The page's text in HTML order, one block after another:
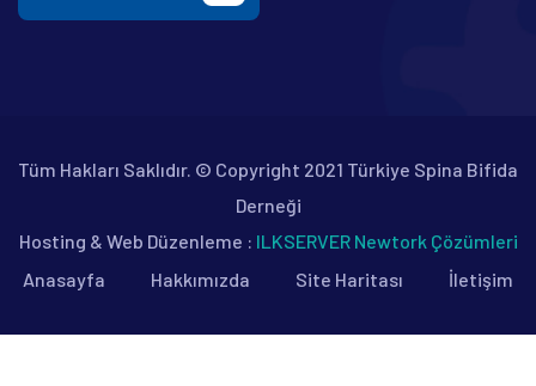
Tüm Hakları Saklıdır. © Copyright 2021 Türkiye Spina Bifida
Derneği
Hosting & Web Düzenleme : ILKSERVER Newtork Çözümleri
Anasayfa
Hakkımızda Site Haritası İletişim